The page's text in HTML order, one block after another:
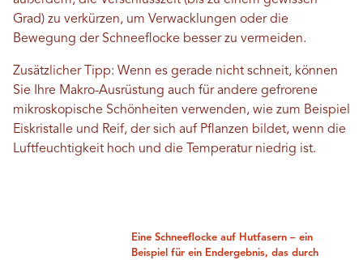
Grad) zu verkürzen, um Verwacklungen oder die
Bewegung der Schneeflocke besser zu vermeiden.
Zusätzlicher Tipp: Wenn es gerade nicht schneit, können
Sie Ihre Makro-Ausrüstung auch für andere gefrorene
mikroskopische Schönheiten verwenden, wie zum Beispiel
Eiskristalle und Reif, der sich auf Pflanzen bildet, wenn die
Luftfeuchtigkeit hoch und die Temperatur niedrig ist.
Eine Schneeflocke auf Hutfasern – ein
Beispiel für ein Endergebnis, das durch